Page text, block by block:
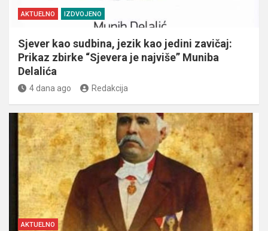
AKTUELNO IZDVOJENO
Sjever kao sudbina, jezik kao jedini zavičaj:
Prikaz zbirke “Sjevera je najviše” Muniba
Delalića
4 dana ago Redakcija
AKTUELNO